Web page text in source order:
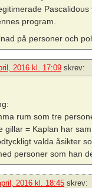
program.
på personer och
2016 kl. 17:09 skrev:
rum som tre
gillar = Kaplan har
valda åsikter
personer som han
2016 kl. 18:45 skrev: